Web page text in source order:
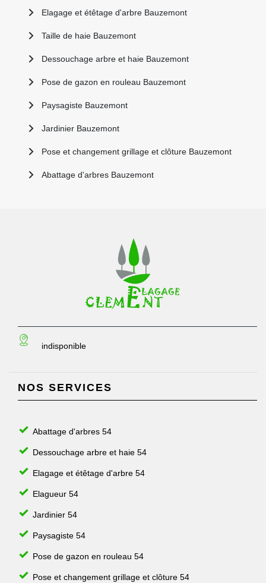
Elagage et étêtage d'arbre Bauzemont
Taille de haie Bauzemont
Dessouchage arbre et haie Bauzemont
Pose de gazon en rouleau Bauzemont
Paysagiste Bauzemont
Jardinier Bauzemont
Pose et changement grillage et clôture Bauzemont
Abattage d'arbres Bauzemont
indisponible
NOS SERVICES
Abattage d'arbres 54
Dessouchage arbre et haie 54
Elagage et étêtage d'arbre 54
Elagueur 54
Jardinier 54
Paysagiste 54
Pose de gazon en rouleau 54
Pose et changement grillage et clôture 54